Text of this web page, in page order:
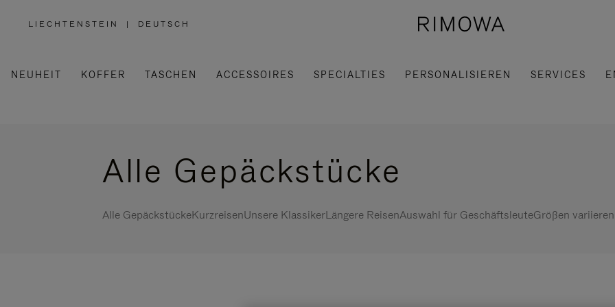
LIECHTENSTEIN
,
AUS
| DEUTSCH
NEUHEIT KOFFER TASCHEN ACCESSOIRES SPECIALTIES PERSONALISIEREN SERVICES
Alle Gepäckstücke
Alle GepäckstückeKurzreisenUnsere KlassikerLängere ReisenAuswahl für GeschäftsleuteGrößen